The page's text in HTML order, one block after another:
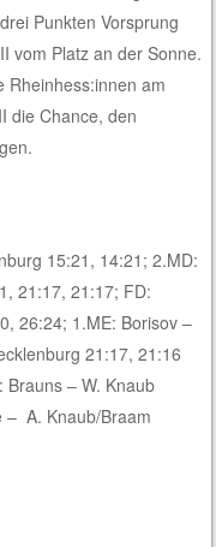
Punkten Vorsprung
vom Platz an der Sonne.
Rheinhess:innen am
die Chance, den
15:21, 14:21; 2.MD:
21:17, 21:17; FD:
26:24; 1.ME: Borisov –
21:17, 21:16
Brauns – W. Knaub
– A. Knaub/Braam